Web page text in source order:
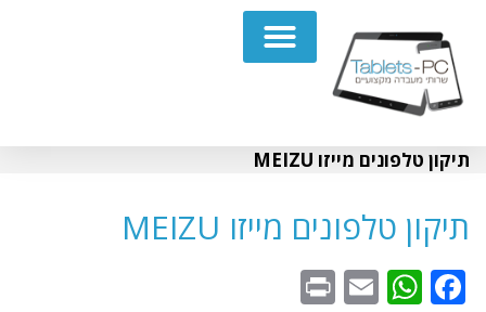
תיקון טלפונים מייזו MEIZU
תיקון טלפונים מייזו MEIZU
Facebook
WhatsApp
Email